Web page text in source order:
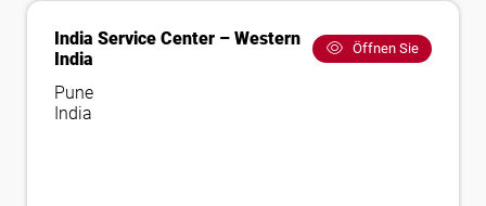
India Service Center – Western
India
Öffnen Sie
Pune
India